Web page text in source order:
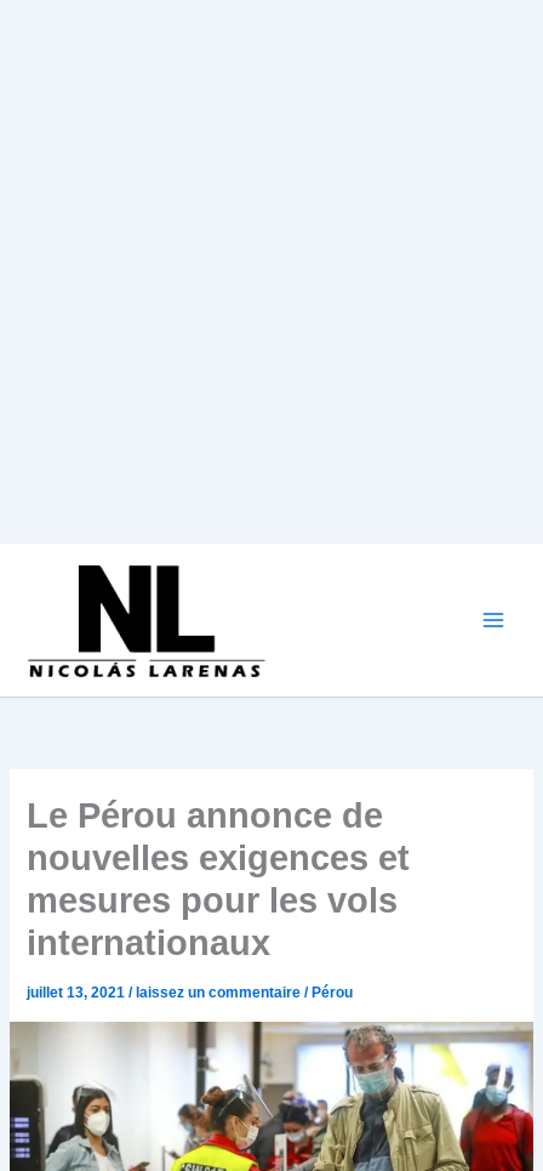
Le Pérou annonce de
nouvelles exigences et
mesures pour les vols
internationaux
juillet 13, 2021/ laissez un commentaire / Pérou